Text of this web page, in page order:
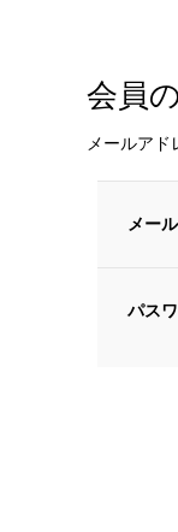
会員
メールアド
メー
パス